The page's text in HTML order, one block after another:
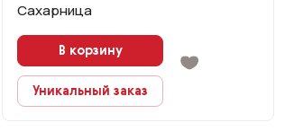
Сахарница
В корзину
Уникальный заказ